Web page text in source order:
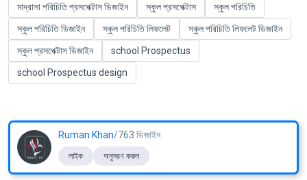
মাদ্রাসা পরিচিতি প্রসপেক্টাস ডিজাইন
স্কুল প্রসপেক্টাস
স্কুল পরিচিতি
স্কুল পরিচিতি ডিজাইন
স্কুল পরিচিতি লিফলেট
স্কুল পরিচিতি লিফলেট ডিজাইন
স্কুল প্রসপেক্টাস ডিজাইন
school Prospectus
school Prospectus design
Ruman Khan/763 ডিজাইন
লাইক অনুসরণ করুন